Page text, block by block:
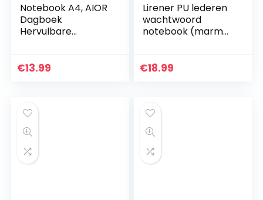
Notebook A4, AIOR
Dagboek
Hervulbare
Schetsboek Met
€13.99
Lirener PU lederen
wachtwoord
notebook (marmer
binden mode
€18.99